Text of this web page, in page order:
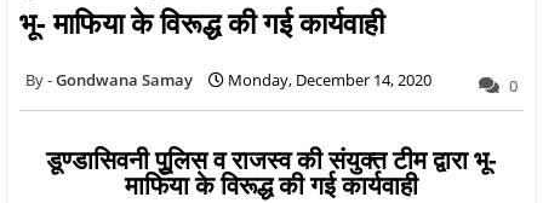
भू- माफिया के विरूद्ध की गई कार्यवाही
Gondwana Samay Monday, December 14, 2020 0
डूण्डासिवनी पूुलिस व राजस्व की संयुक्त टीम द्वारा भू-
माफिया के विरूद्ध की गई कार्यवाही